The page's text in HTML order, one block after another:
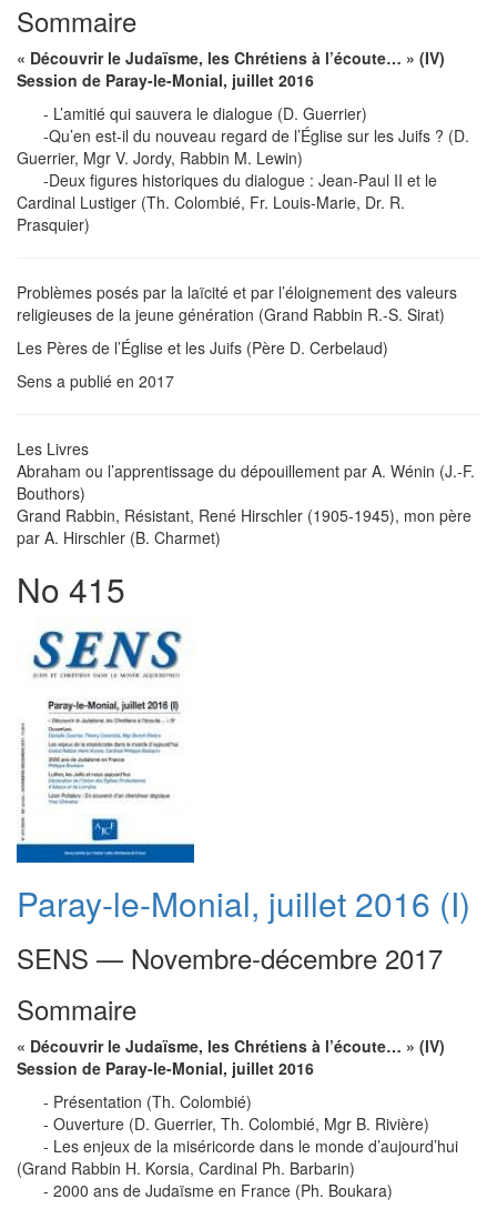
Sommaire
« Découvrir le Judaïsme, les Chrétiens à l’écoute… » (IV)
Session de Paray-le-Monial, juillet 2016
- L’amitié qui sauvera le dialogue (D. Guerrier)
-Qu’en est-il du nouveau regard de l’Église sur les Juifs ? (D.
Guerrier, Mgr V. Jordy, Rabbin M. Lewin)
-Deux figures historiques du dialogue : Jean-Paul II et le
Cardinal Lustiger (Th. Colombié, Fr. Louis-Marie, Dr. R.
Prasquier)
Problèmes posés par la laïcité et par l’éloignement des valeurs
religieuses de la jeune génération (Grand Rabbin R.-S. Sirat)
Les Pères de l’Église et les Juifs (Père D. Cerbelaud)
Sens a publié en 2017
Les Livres
Abraham ou l’apprentissage du dépouillement par A. Wénin (J.-F.
Bouthors)
Grand Rabbin, Résistant, René Hirschler (1905-1945), mon père
par A. Hirschler (B. Charmet)
No 415
Paray-le-Monial, juillet 2016 (I)
SENS — Novembre-décembre 2017
Sommaire
« Découvrir le Judaïsme, les Chrétiens à l’écoute… » (IV)
Session de Paray-le-Monial, juillet 2016
- Présentation (Th. Colombié)
- Ouverture (D. Guerrier, Th. Colombié, Mgr B. Rivière)
- Les enjeux de la miséricorde dans le monde d’aujourd’hui
(Grand Rabbin H. Korsia, Cardinal Ph. Barbarin)
- 2000 ans de Judaïsme en France (Ph. Boukara)